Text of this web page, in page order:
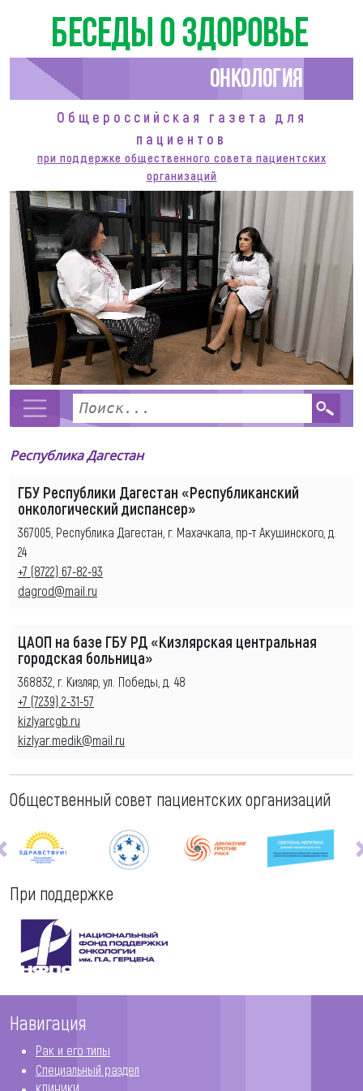
Беседы о здоровье
Онкология
Общероссийская газета для
пациентов
при поддержке общественного совета пациентских
организаций
Республика Дагестан
ГБУ Республики Дагестан «Республиканский
онкологический диспансер»
367005, Республика Дагестан, г. Махачкала, пр-т Акушинского, д.
24
+7 (8722) 67-82-93
dagrod@mail.ru
ЦАОП на базе ГБУ РД «Кизлярская центральная
городская больница»
368832, г. Кизляр, ул. Победы, д. 48
+7 (7239) 2-31-57
kizlyarcgb.ru
kizlyar.medik@mail.ru
Общественный совет пациентских организаций
При поддержке
Навигация
Рак и его типы
Специальный раздел